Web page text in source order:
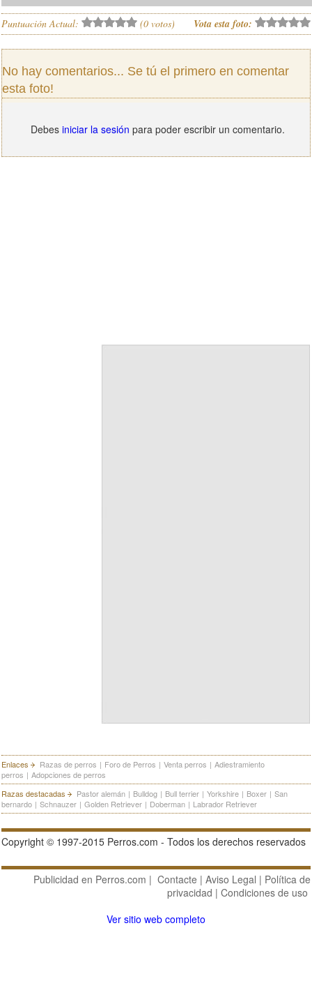
Puntuación Actual: (0 votos) Vota esta foto:
No hay comentarios... Se tú el primero en comentar
esta foto!
Debes iniciar la sesión para poder escribir un comentario.
Enlaces Razas de perros | Foro de Perros | Venta perros | Adiestramiento
perros | Adopciones de perros
Razas destacadas
Pastor alemán | Bulldog | Bull terrier | Yorkshire | Boxer | San
bernardo | Schnauzer | Golden Retriever | Doberman | Labrador Retriever
Copyright © 1997-2015 Perros.com - Todos los derechos reservados
Publicidad en Perros.com | Contacte | Aviso Legal | Política de
privacidad | Condiciones de uso
Ver sitio web completo